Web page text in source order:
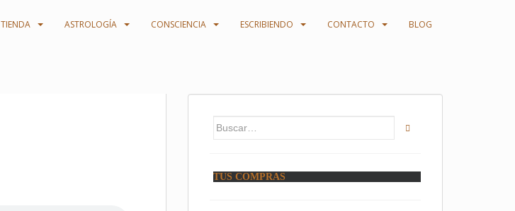
TIENDA ASTROLOGÍA CONSCIENCIA ESCRIBIENDO CONTACTO BLOG
Buscar:
TUS COMPRAS